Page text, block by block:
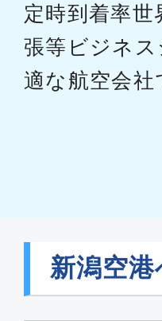
定時到着率世
張等ビジネ
適な航空会社
新潟空